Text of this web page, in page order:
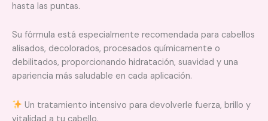
hasta las puntas.
Su fórmula está especialmente recomendada para cabellos
alisados, decolorados, procesados químicamente o
debilitados, proporcionando hidratación, suavidad y una
apariencia más saludable en cada aplicación.
Un tratamiento intensivo para devolverle fuerza, brillo y
vitalidad a tu cabello.